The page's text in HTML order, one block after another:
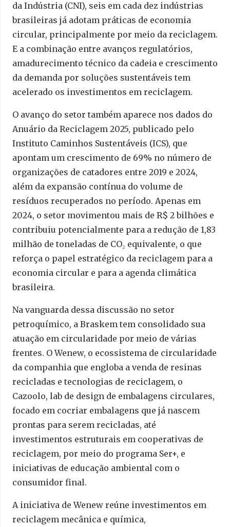
da Indústria (CNI), seis em cada dez indústrias
brasileiras já adotam práticas de economia
circular, principalmente por meio da reciclagem.
E a combinação entre avanços regulatórios,
amadurecimento técnico da cadeia e crescimento
da demanda por soluções sustentáveis tem
acelerado os investimentos em reciclagem.
O avanço do setor também aparece nos dados do
Anuário da Reciclagem 2025, publicado pelo
Instituto Caminhos Sustentáveis (ICS), que
apontam um crescimento de 69% no número de
organizações de catadores entre 2019 e 2024,
além da expansão contínua do volume de
resíduos recuperados no período. Apenas em
2024, o setor movimentou mais de R$ 2 bilhões e
contribuiu potencialmente para a redução de 1,83
milhão de toneladas de CO₂ equivalente, o que
reforça o papel estratégico da reciclagem para a
economia circular e para a agenda climática
brasileira.
Na vanguarda dessa discussão no setor
petroquímico, a Braskem tem consolidado sua
atuação em circularidade por meio de várias
frentes. O Wenew, o ecossistema de circularidade
da companhia que engloba a venda de resinas
recicladas e tecnologias de reciclagem, o
Cazoolo, lab de design de embalagens circulares,
focado em cocriar embalagens que já nascem
prontas para serem recicladas, até
investimentos estruturais em cooperativas de
reciclagem, por meio do programa Ser+, e
iniciativas de educação ambiental com o
consumidor final.
A iniciativa de Wenew reúne investimentos em
reciclagem mecânica e química,